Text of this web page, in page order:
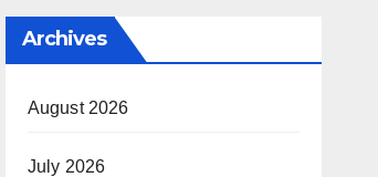
Archives
August 2026
July 2026